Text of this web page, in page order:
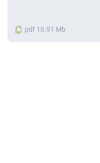
pdf 10.91 Mb